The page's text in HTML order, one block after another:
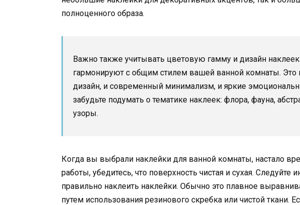
полноценного образа.
Важно также учитывать цветовую гамму и дизайн
гармонируют с общим стилем вашей ванной комнаты. Это
дизайн, и современный минимализм, и яркие
забудьте подумать о тематике наклеек: флора, фауна,
узоры.
Когда вы выбрали наклейки для ванной комнаты, настало
работы, убедитесь, что поверхность чистая и сухая. Следуйте
правильно наклеить наклейки. Обычно это плавное
путем использования резинового скребка или чистой ткани.